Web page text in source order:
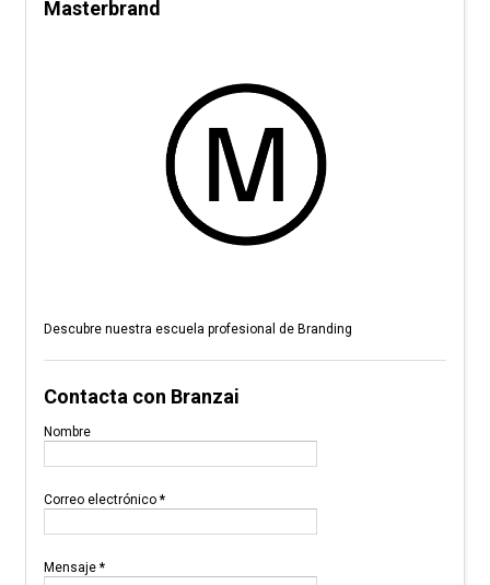
Masterbrand
Descubre nuestra escuela profesional de Branding
Contacta con Branzai
Nombre
Correo electrónico *
Mensaje *